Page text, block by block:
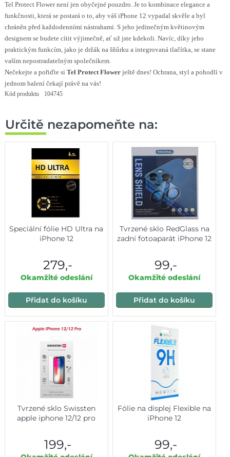
Tel Protect Flower není jen obyčejné pouzdro. Je to kombinace elegance a
funkčnosti, která se postará o to, aby váš iPhone 12 vypadal skvěle a byl
chráněn před každodenními nástrahami. S jeho jedinečným květinovým
designem se budete cítit výjimečně, ať už jste kdekoli. Navíc, díky jeho
praktickým funkcím, jako je držák na šňůrku a integrovaná tlačítka, se stane
vaším nepostradatelným společníkem.
Nečekejte a pořiďte si Tel Protect Flowerještě dnes! Ochrana, styl a pohodlí v
jednom balení čekají právě na vás!
Kód produktu 104745
Určitě nezapomeňte na:
Speciální fólie HD Ultra na
iPhone 12
279,-
Okamžité odeslání
Přidat do košíku
Tvrzené sklo RedGlass na
zadní fotoaparát iPhone 12
99,-
Okamžité odeslání
Přidat do košíku
Tvrzené sklo Swissten
apple iphone 12/12 pro
199,-
Fólie na displej Flexible na
iPhone 12
99,-